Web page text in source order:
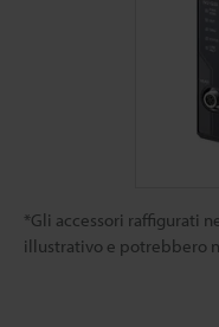
*Gli accessori raffigurati
illustrativo e potrebbero